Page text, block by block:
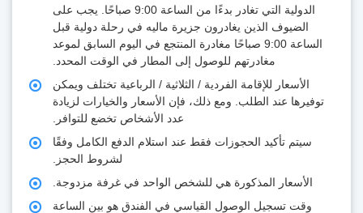
الدولية التي تغادر بدءًا من الساعة 9:00 صباحًا. يجب على
الضيوف الذين يغادرون جزيرة ماليه في رحلة دولية قبل
الساعة 9:00 صباحًا مغادرة المنتجع في اليوم السابق لموعد
مغادرتهم للوصول إلى المطار في الوقت المحدد.
الأسعار للإقامة الفردية / الثلاثية / الرباعية تختلف ويمكن
توفيرها عند الطلب. ومع ذلك، فإن الأسعار والخيارات لزيادة
عدد الأشخاص تخضع للتوافر.
سيتم تأكيد الحجوزات فقط عند استلام الدفع الكامل وفقًا
لشروط الحجز.
الأسعار المذكورة هي للشخص الواحد في غرفة مزدوجة.
وقت تسجيل الوصول القياسي في الفندق هو بين الساعة